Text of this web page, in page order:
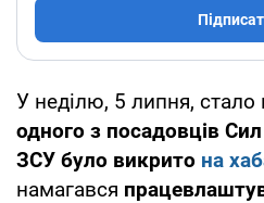
У неділю, 5 липня,
одного з посадовців
ЗСУ було викрито на
намагався